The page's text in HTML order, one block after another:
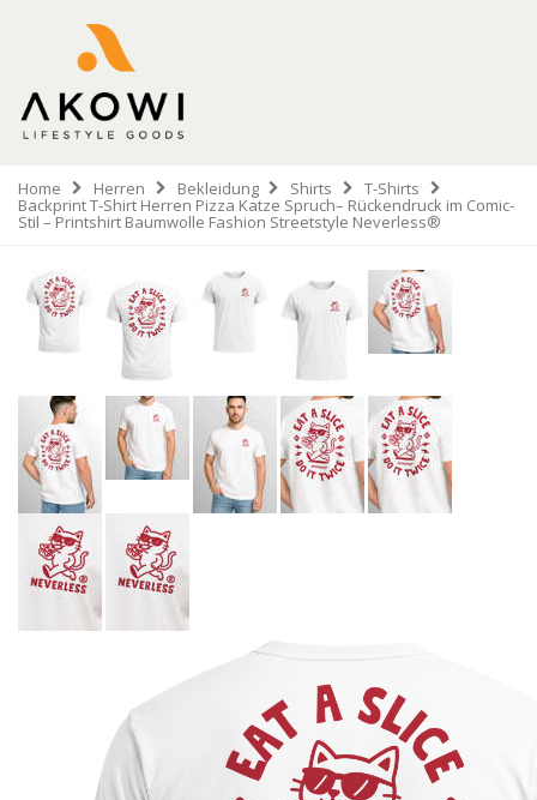
Home Herren Bekleidung Shirts T-Shirts
Backprint T-Shirt Herren Pizza Katze Spruch– Rückendruck im Comic-
Stil – Printshirt Baumwolle Fashion Streetstyle Neverless®